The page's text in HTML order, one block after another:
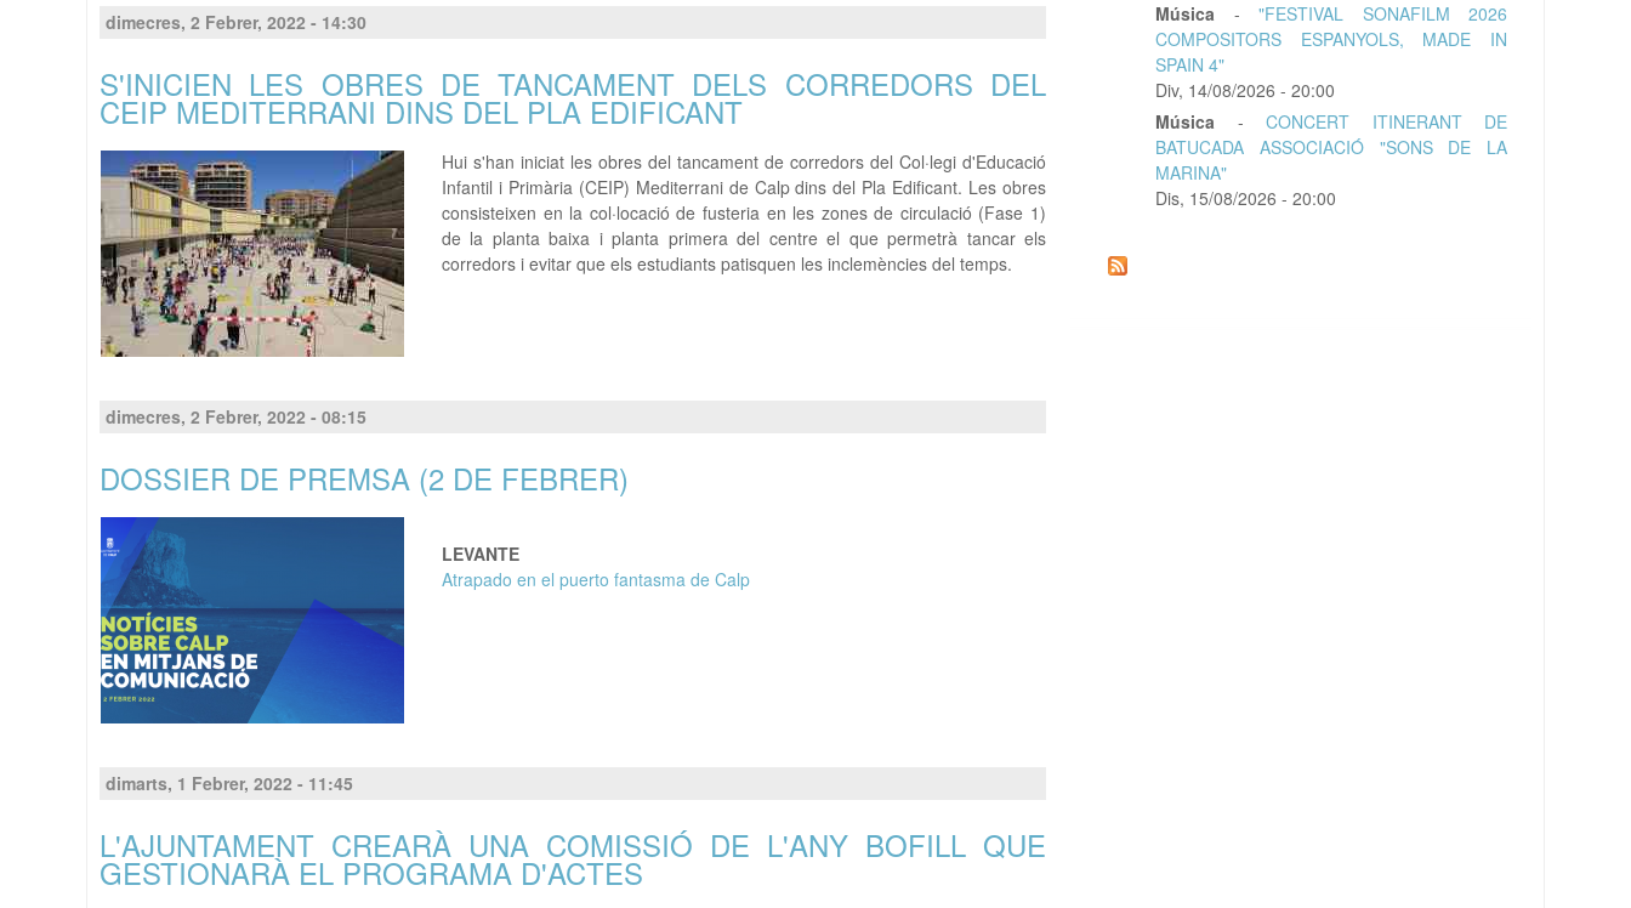
dimecres, 2 Febrer, 2022 - 14:30
S'INICIEN LES OBRES DE TANCAMENT DELS CORREDORS DEL
CEIP MEDITERRANI DINS DEL PLA EDIFICANT
Hui s'han iniciat les obres del tancament de corredors del Col·legi d'Educació
Infantil i Primària (CEIP) Mediterrani de Calp dins del Pla Edificant. Les obres
consisteixen en la col·locació de fusteria en les zones de circulació (Fase 1)
de la planta baixa i planta primera del centre el que permetrà tancar els
corredors i evitar que els estudiants patisquen les inclemències del temps.
dimecres, 2 Febrer, 2022 - 08:15
DOSSIER DE PREMSA (2 DE FEBRER)
LEVANTE
Atrapado en el puerto fantasma de Calp
dimarts, 1 Febrer, 2022 - 11:45
L'AJUNTAMENT CREARÀ UNA COMISSIÓ DE L'ANY BOFILL QUE
GESTIONARÀ EL PROGRAMA D'ACTES
Música
- "FESTIVAL SONAFILM 2026
COMPOSITORS ESPANYOLS, MADE IN
SPAIN 4"
Div, 14/08/2026 - 20:00
Música
- CONCERT ITINERANT DE
BATUCADA ASSOCIACIÓ "SONS DE LA
MARINA"
Dis, 15/08/2026 - 20:00